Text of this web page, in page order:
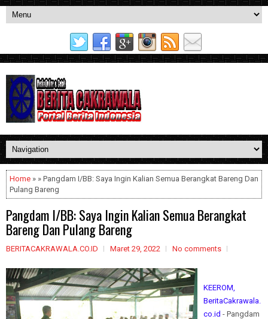
Home » » Pangdam I/BB: Saya Ingin Kalian Semua Berangkat Bareng Dan
Pulang Bareng
Pangdam I/BB: Saya Ingin Kalian Semua Berangkat
Bareng Dan Pulang Bareng
BERITACAKRAWALA.CO.ID Maret 29, 2022 No comments
KEEROM,
BeritaCakrawala.
co.id - Pangdam